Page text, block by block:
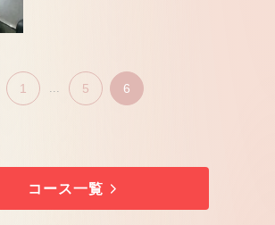
1 ... 5 6
コース一覧